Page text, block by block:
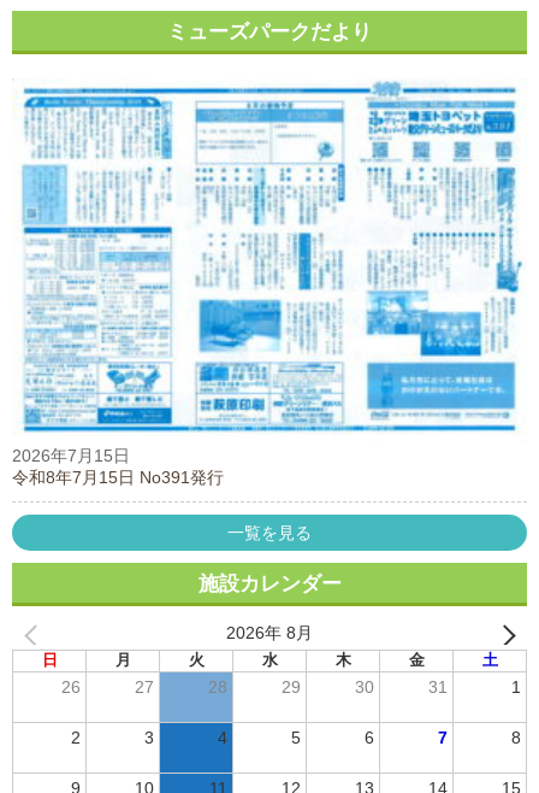
ミューズパークだより
2026年7月15日
令和8年7月15日 No391発行
一覧を見る
施設カレンダー
2026年 8月
日 月 火 水 木 金 土
26 27 28 29 30 31 1
2 3 4 5 6 7 8
9 10 11 12 13 14 15